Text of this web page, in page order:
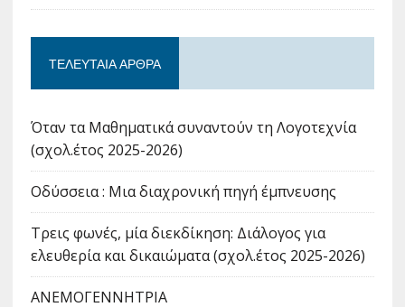
ΤΕΛΕΥΤΑΊΑ ΆΡΘΡΑ
Όταν τα Μαθηματικά συναντούν τη Λογοτεχνία
(σχολ.έτος 2025-2026)
Οδύσσεια : Μια διαχρονική πηγή έμπνευσης
Τρεις φωνές, μία διεκδίκηση: Διάλογος για
ελευθερία και δικαιώματα (σχολ.έτος 2025-2026)
ΑΝΕΜΟΓΕΝΝΗΤΡΙΑ